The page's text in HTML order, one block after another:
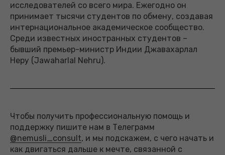
исследователей со всего мира. Ежегодно он
принимает тысячи студентов по обмену, создавая
интернациональное академическое сообщество.
Среди известных иностранных студентов –
бывший премьер-министр Индии Джавахарлал
Неру (Jawaharlal Nehru).
Чтобы получить профессиональную помощь и
поддержку пишите нам в Телеграмм
@nemusli_consult, и мы подскажем, с чего начать и
как двигаться дальше к мечте, связанной с